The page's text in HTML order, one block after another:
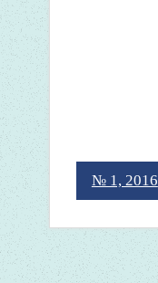
№ 1, 2016